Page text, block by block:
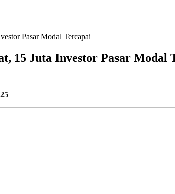
Pasar Modal Tercapai
15 Juta Investor Pasar Modal